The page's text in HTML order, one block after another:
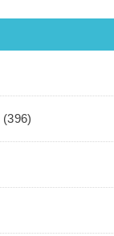
(396)